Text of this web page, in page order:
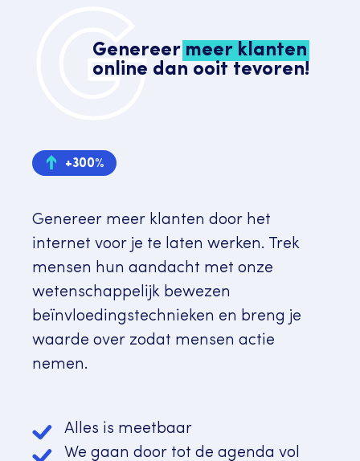
G
Genereer meer klanten
online dan ooit tevoren!
+300%
Genereer meer klanten door het
internet voor je te laten werken. Trek
mensen hun aandacht met onze
wetenschappelijk bewezen
beïnvloedingstechnieken en breng je
waarde over zodat mensen actie
nemen.
Alles is meetbaar
We gaan door tot de agenda vol